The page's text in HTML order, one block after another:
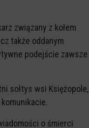
związany z kołem
także oddanym
podejście zawsze
sołtys wsi Księżopole,
o śmierci